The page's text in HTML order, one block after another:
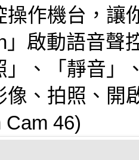
操作機台，讓
」啟動語音
」、「靜音」
像、拍照、開
Cam 46)